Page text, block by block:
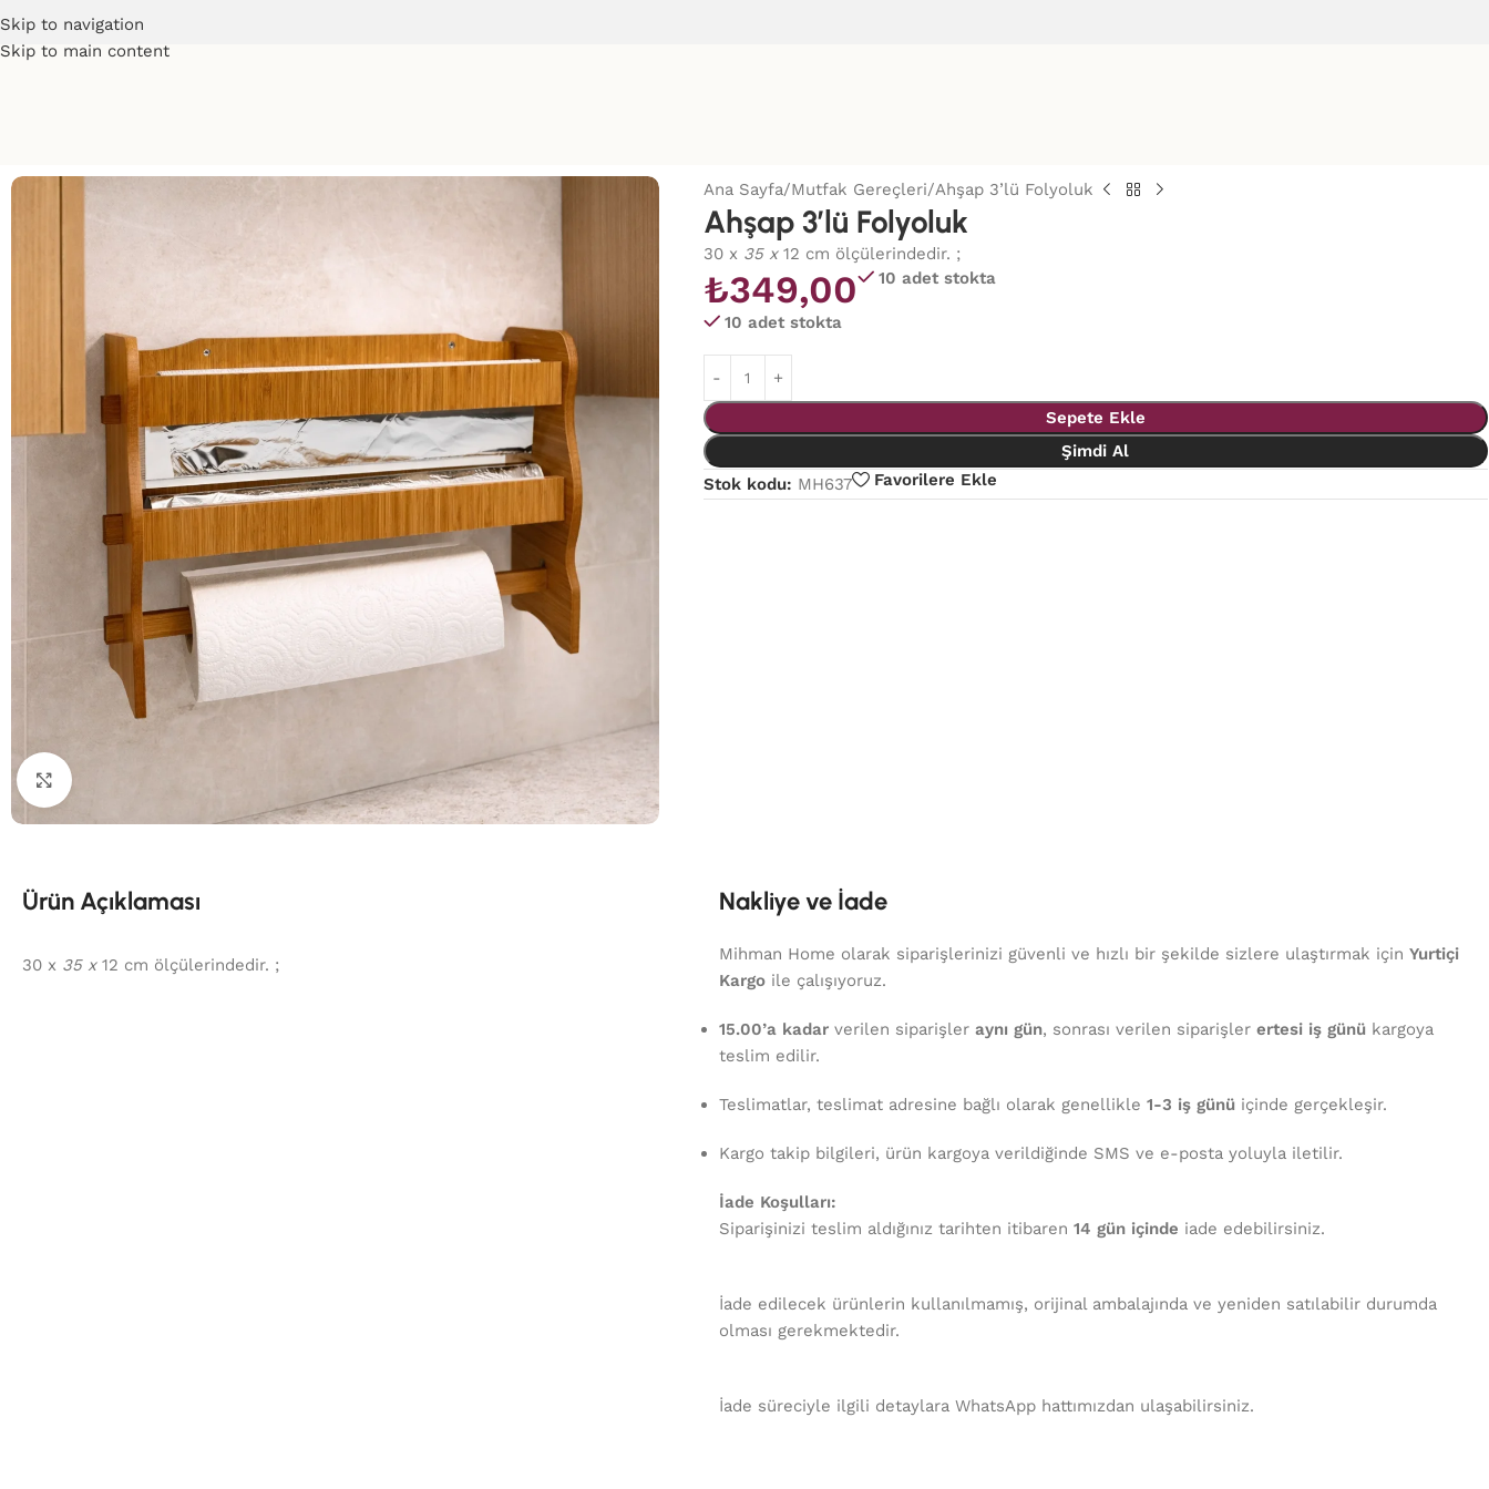
Skip to navigation
Skip to main content
Ana Sayfa Mutfak Gereçleri Ahşap 3’lü Folyoluk
Ahşap 3’lü Folyoluk
30 x 35 x 12 cm ölçülerindedir. ;
₺349,00 10 adet stokta
10 adet stokta
Sepete Ekle
Şimdi Al
Stok kodu: MH637 Favorilere Ekle
Ürün Açıklaması
30 x 35 x 12 cm ölçülerindedir. ;
Nakliye ve İade
Mihman Home olarak siparişlerinizi güvenli ve hızlı bir şekilde sizlere ulaştırmak içinYurtiçi
Kargo ile çalışıyoruz.
15.00’a kadar verilen siparişleraynı gün, sonrası verilen siparişlerertesi iş günü kargoya
teslim edilir.
Teslimatlar, teslimat adresine bağlı olarak genellikle1-3 iş günü içinde gerçekleşir.
Kargo takip bilgileri, ürün kargoya verildiğinde SMS ve e-posta yoluyla iletilir.
İade Koşulları:
Siparişinizi teslim aldığınız tarihten itibaren14 gün içinde iade edebilirsiniz.
İade edilecek ürünlerin kullanılmamış, orijinal ambalajında ve yeniden satılabilir durumda
olması gerekmektedir.
İade süreciyle ilgili detaylara WhatsApp hattımızdan ulaşabilirsiniz.